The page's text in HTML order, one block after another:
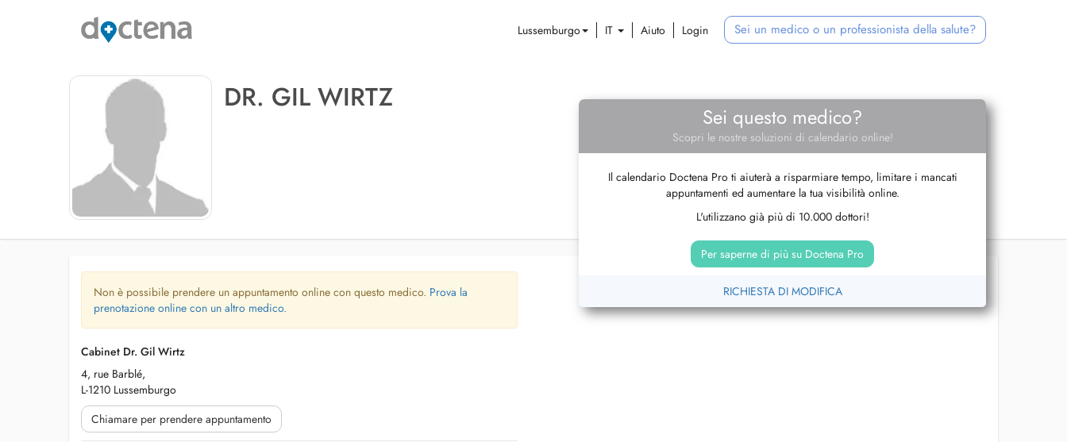
Lussemburgo IT Aiuto Login Sei un medico o un professionista della salute?
DR. GIL WIRTZ
Sei questo medico?
Scopri le nostre soluzioni di calendario online!
Il calendario Doctena Pro ti aiuterà a risparmiare tempo, limitare i mancati
appuntamenti ed aumentare la tua visibilità online.
L'utilizzano già più di 10.000 dottori!
Per saperne di più su Doctena Pro
RICHIESTA DI MODIFICA
Non è possibile prendere un appuntamento online con questo medico. Prova la
prenotazione online con un altro medico.
Cabinet Dr. Gil Wirtz
4, rue Barblé,
L-1210 Lussemburgo
Chiamare per prendere appuntamento